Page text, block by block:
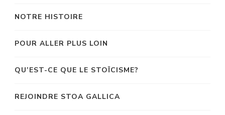
NOTRE HISTOIRE
POUR ALLER PLUS LOIN
QU’EST-CE QUE LE STOÏCISME?
REJOINDRE STOA GALLICA